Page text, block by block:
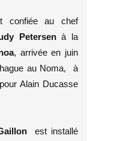
confiée au chef
Petersenà la
, arrivée en juin
au Noma, à
Alain Ducasse
Gaillonest installé